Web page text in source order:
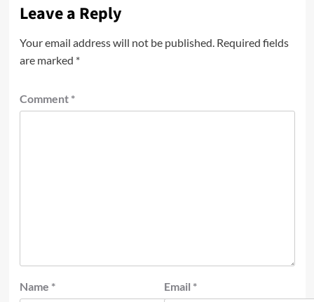
Leave a Reply
Your email address will not be published. Required fields
are marked *
Comment *
Name * Email *